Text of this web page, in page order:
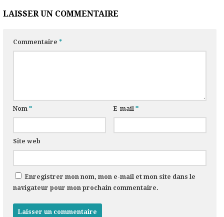
LAISSER UN COMMENTAIRE
Commentaire*
Nom* E-mail*
Site web
Enregistrer mon nom, mon e-mail et mon site dans le
navigateur pour mon prochain commentaire.